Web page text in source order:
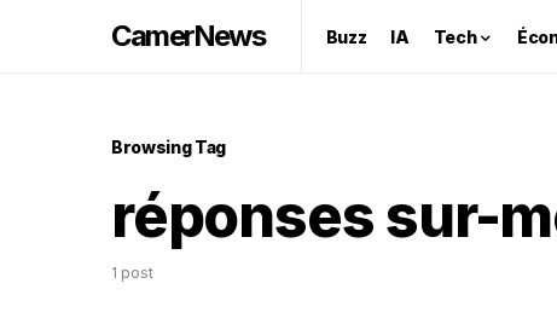
CamerNews Buzz IA Tech
Browsing Tag
réponses sur-
1 post